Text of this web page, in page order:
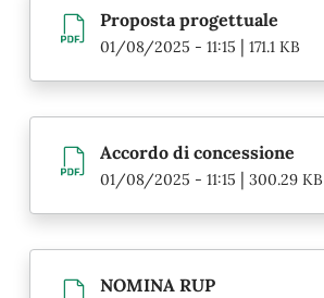
Proposta progettuale
01/08/2025 - 11:15 | 171.1 KB
Accordo di concessione
01/08/2025 - 11:15 | 300.29 KB
NOMINA RUP